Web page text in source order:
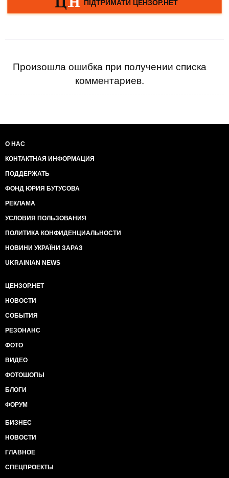
Произошла ошибка при получении списка
комментариев.
О НАС
КОНТАКТНАЯ ИНФОРМАЦИЯ
ПОДДЕРЖАТЬ
ФОНД ЮРИЯ БУТУСОВА
РЕКЛАМА
УСЛОВИЯ ПОЛЬЗОВАНИЯ
ПОЛИТИКА КОНФИДЕНЦИАЛЬНОСТИ
НОВИНИ УКРАЇНИ ЗАРАЗ
UKRAINIAN NEWS
ЦЕНЗОР.НЕТ
НОВОСТИ
СОБЫТИЯ
РЕЗОНАНС
ФОТО
ВИДЕО
ФОТОШОПЫ
БЛОГИ
ФОРУМ
БИЗНЕС
НОВОСТИ
ГЛАВНОЕ
СПЕЦПРОЕКТЫ